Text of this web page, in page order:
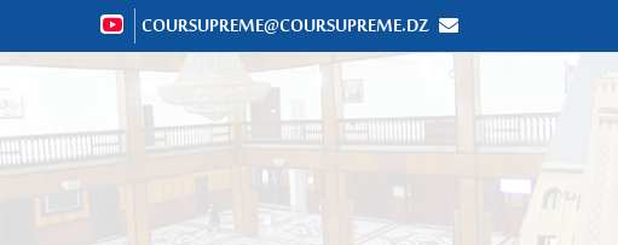


COURSUPREME@COURSUPREME.DZ